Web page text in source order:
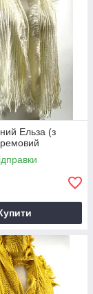
Ельза (з